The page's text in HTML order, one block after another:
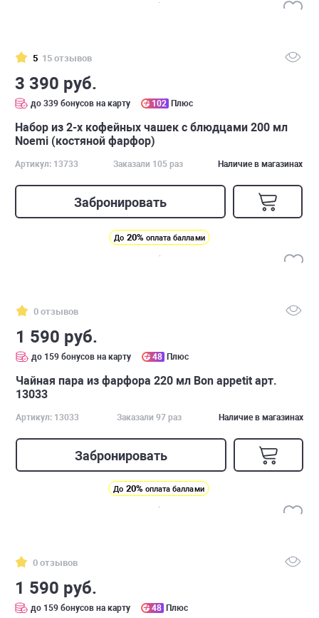
5 15 отзывов
3 390 руб.
до 339 бонусов на карту 102 Плюс
Набор из 2-х кофейных чашек с блюдцами 200 мл
Noemi (костяной фарфор)
Артикул: 13733 Заказали 105 раз Наличие в магазинах
Забронировать
До 20% оплата баллами
0 отзывов
1 590 руб.
до 159 бонусов на карту 48 Плюс
Чайная пара из фарфора 220 мл Bon appetit арт.
13033
Артикул: 13033 Заказали 97 раз Наличие в магазинах
Забронировать
До 20% оплата баллами
0 отзывов
1 590 руб.
до 159 бонусов на карту 48 Плюс